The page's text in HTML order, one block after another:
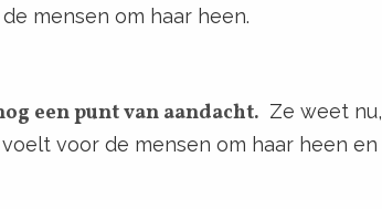
mensen om haar heen.
een punt van aandacht. Ze weet nu,
voor de mensen om haar heen en